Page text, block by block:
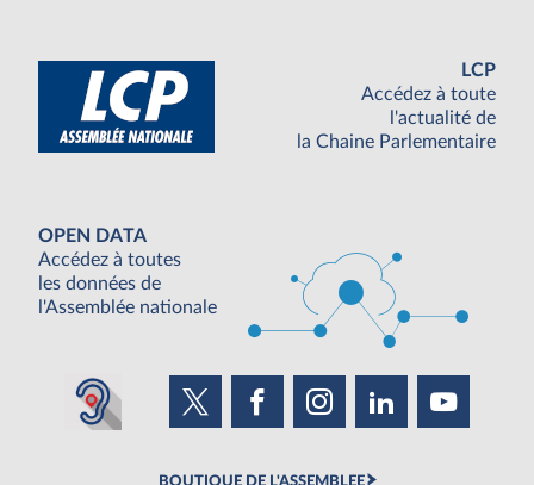
LCP
Accédez à toute
l'actualité de
la Chaine Parlementaire
OPEN DATA
Accédez à toutes
les données de
l'Assemblée nationale
BOUTIQUE DE L'ASSEMBLEE